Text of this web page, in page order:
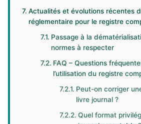
Actualités et évolutions récentes
réglementaire pour le registre
Passage à la
normes à respecter
FAQ – Questions
l’utilisation du registre
Peut-on corriger
livre journal ?
Quel format